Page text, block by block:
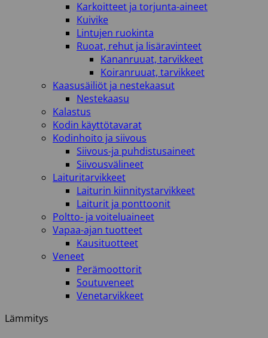
Karkoitteet ja torjunta-aineet
Kuivike
Lintujen ruokinta
Ruoat, rehut ja lisäravinteet
Kananruuat, tarvikkeet
Koiranruuat, tarvikkeet
Kaasusäiliöt ja nestekaasut
Nestekaasu
Kalastus
Kodin käyttötavarat
Kodinhoito ja siivous
Siivous-ja puhdistusaineet
Siivousvälineet
Laituritarvikkeet
Laiturin kiinnitystarvikkeet
Laiturit ja ponttoonit
Poltto- ja voiteluaineet
Vapaa-ajan tuotteet
Kausituotteet
Veneet
Perämoottorit
Soutuveneet
Venetarvikkeet
Lämmitys